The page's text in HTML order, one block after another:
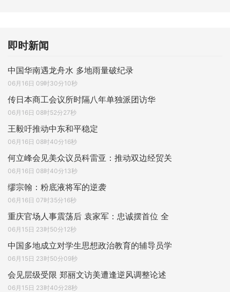
即时新闻
中国华南遇龙舟水 多地雨量破纪录
06月16日 09时30分10秒
传日本商工会议所时隔八年单独派团访华
06月16日 08时52分27秒
王毅吁推动中东和平稳定
06月16日 08时40分16秒
何立峰会见美众议员科雷亚：推动双边经贸关
06月16日 08时40分13秒
缪宗翰：粉底液将军的逆袭
06月16日 07时35分16秒
重庆官场人事震荡后 袁家军：忠诚摆首位 全
06月15日 23时50分12秒
中国多地成立对学生思想政治教育的辅导员学
06月15日 23时50分09秒
会见层级受限 郑丽文访美遭逢逆风调整论述
06月15日 23时40分28秒